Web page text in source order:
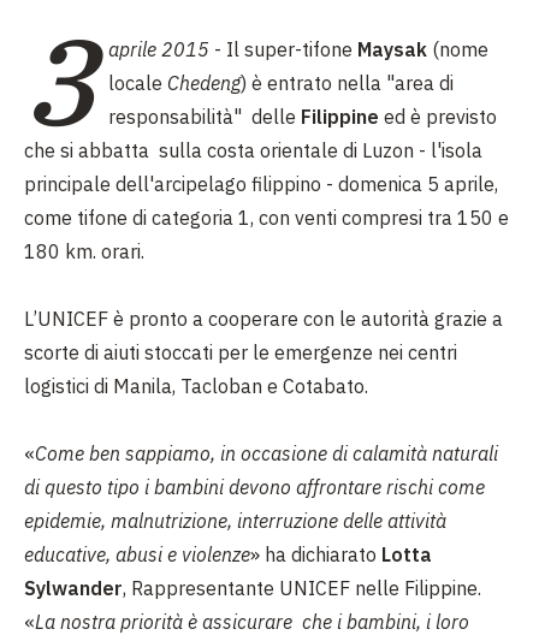
3 aprile 2015 - Il super-tifone Maysak (nome
locale Chedeng) è entrato nella "area di
responsabilità" delle Filippine ed è previsto
che si abbatta sulla costa orientale di Luzon - l'isola
principale dell'arcipelago filippino - domenica 5 aprile,
come tifone di categoria 1, con venti compresi tra 150 e
180 km. orari.
L’UNICEF è pronto a cooperare con le autorità grazie a
scorte di aiuti stoccati per le emergenze nei centri
logistici di Manila, Tacloban e Cotabato.
«Come ben sappiamo, in occasione di calamità naturali
di questo tipo i bambini devono affrontare rischi come
epidemie, malnutrizione, interruzione delle attività
educative, abusi e violenze» ha dichiarato Lotta
Sylwander, Rappresentante UNICEF nelle Filippine.
«La nostra priorità è assicurare che i bambini, i loro